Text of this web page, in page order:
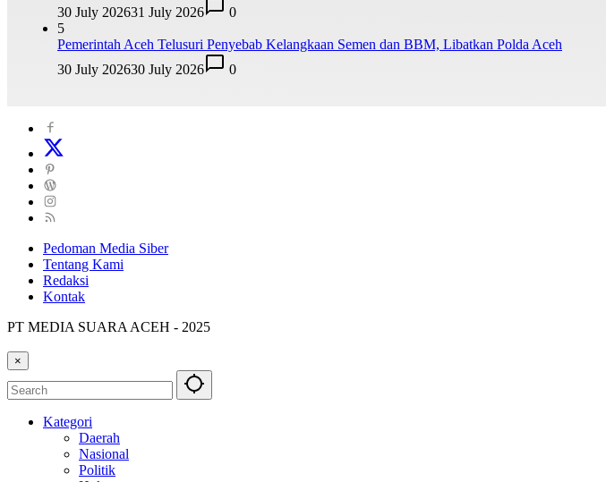
30 July 202631 July 2026
0
5
Pemerintah Aceh Telusuri Penyebab Kelangkaan Semen dan BBM, Libatkan Polda Aceh
30 July 202630 July 2026 0
Pedoman Media Siber
Tentang Kami
Redaksi
Kontak
PT MEDIA SUARA ACEH - 2025
×
Kategori
Daerah
Nasional
Politik